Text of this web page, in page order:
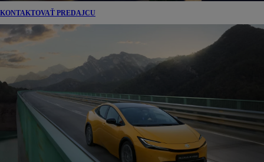
KONTAKTOVAŤ PREDAJCU